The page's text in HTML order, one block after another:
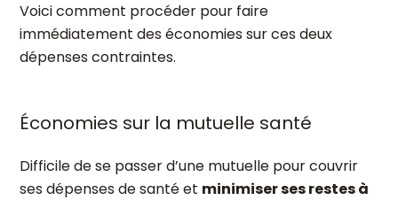
Voici comment procéder pour faire
immédiatement des économies sur ces deux
dépenses contraintes.
Économies sur la mutuelle santé
Difficile de se passer d’une mutuelle pour couvrir
ses dépenses de santé et minimiser ses restes à